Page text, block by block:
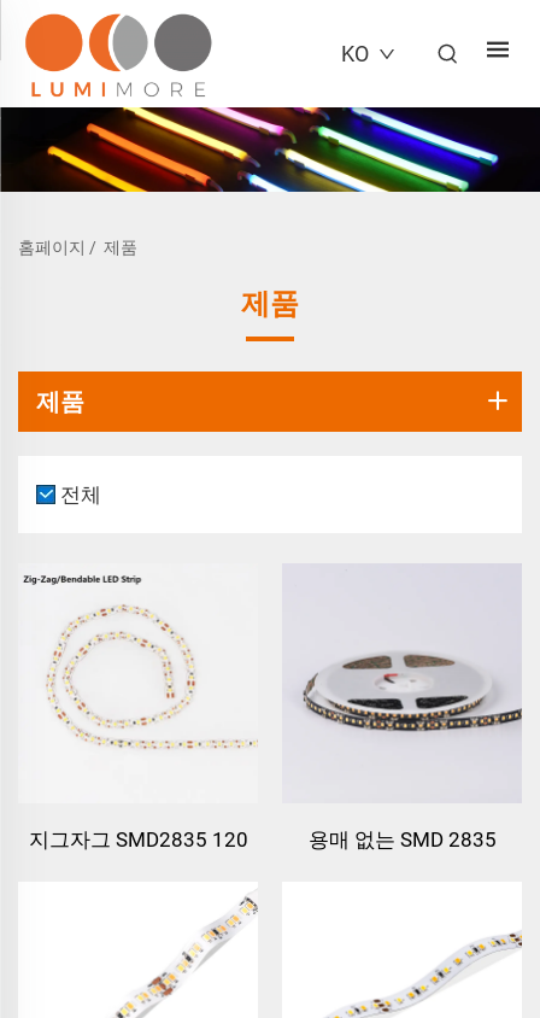
KO
홈페이지 / 제품
제품
제품
전체
지그자그 SMD2835 120
용매 없는 SMD 2835